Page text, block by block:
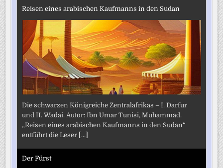
Reisen eines arabischen Kaufmanns in den Sudan
Die schwarzen Königreiche Zentralafrikas – I. Darfur
und II. Wadai. Autor: Ibn Umar Tunisi, Muhammad.
„Reisen eines arabischen Kaufmanns in den Sudan“
entführt die Leser [...]
Der Fürst